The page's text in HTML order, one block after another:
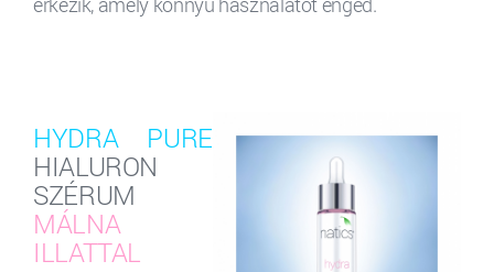
HYDRA PURE
HIALURON
SZÉRUM
MÁLNA
ILLATTAL